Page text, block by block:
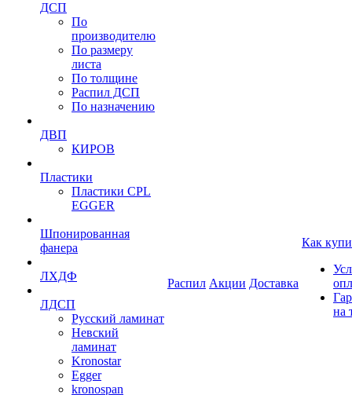
ДСП
По
производителю
По размеру
листа
По толщине
Распил ДСП
По назначению
ДВП
КИРОВ
Пластики
Пластики CPL
EGGER
Шпонированная
фанера
ЛХДФ
ЛДСП
Русский ламинат
Невский
ламинат
Kronostar
Egger
kronospan
Распил Акции Доставка
Как
на